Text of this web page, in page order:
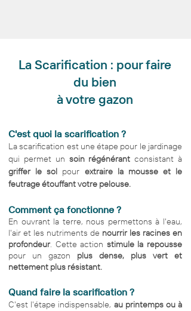
La Scarification : pour faire
du bien
à votre gazon
C'est quoi la scarification ?
La scarification est une étape pour le jardinage
qui permet un soin régénérant consistant à
griffer le sol pour extraire la mousse et le
feutrage étouffant votre pelouse.
Comment ça fonctionne ?
En ouvrant la terre, nous permettons à l'eau,
l'air et les nutriments de nourrir les racines en
profondeur. Cette action stimule la repousse
pour un gazon plus dense, plus vert et
nettement plus résistant.
Quand faire la scarification ?
C'est l'étape indispensable, au printemps ou à